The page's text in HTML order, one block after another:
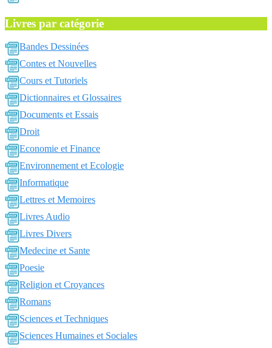
Livres par catégorie
Bandes Dessinées
Contes et Nouvelles
Cours et Tutoriels
Dictionnaires et Glossaires
Documents et Essais
Droit
Economie et Finance
Environnement et Ecologie
Informatique
Lettres et Memoires
Livres Audio
Livres Divers
Medecine et Sante
Poesie
Religion et Croyances
Romans
Sciences et Techniques
Sciences Humaines et Sociales